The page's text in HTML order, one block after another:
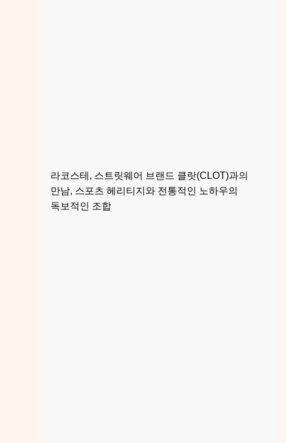
라코스테, 스트릿웨어 브랜드 클랏(CLOT)과의
만남, 스포츠 헤리티지와 전통적인 노하우의
독보적인 조합